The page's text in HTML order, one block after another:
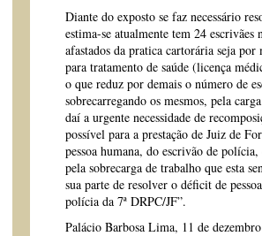
Diante do exposto se faz necessário
estima-se atualmente tem 24
afastados da pratica cartorária seja
para tratamento de saúde (licença
o que reduz por demais o número de
sobrecarregando os mesmos, pela
daí a urgente necessidade de
possível para a prestação de Juiz de
pessoa humana, do escrivão de
pela sobrecarga de trabalho que esta
sua parte de resolver o déficit de
polícia da 7ª DRPC/JF”.
Palácio Barbosa Lima, 11 de